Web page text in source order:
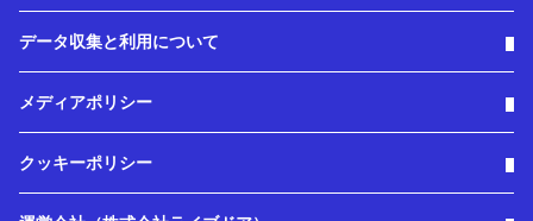
データ収集と利用について
メディアポリシー
クッキーポリシー